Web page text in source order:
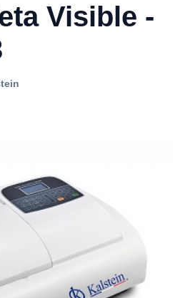
Visible -